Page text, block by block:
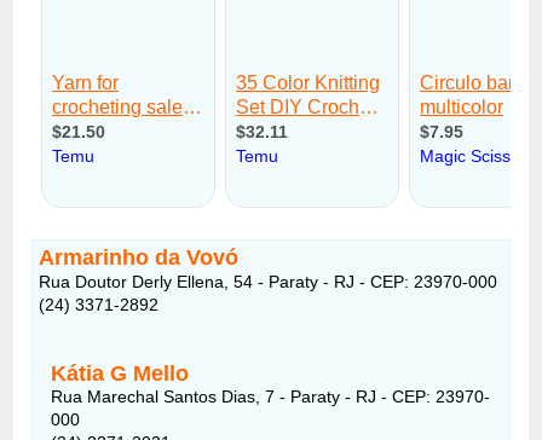
Armarinho da Vovó
Rua Doutor Derly Ellena, 54 - Paraty - RJ - CEP: 23970-000
(24) 3371-2892
Kátia G Mello
Rua Marechal Santos Dias, 7 - Paraty - RJ - CEP: 23970-
000